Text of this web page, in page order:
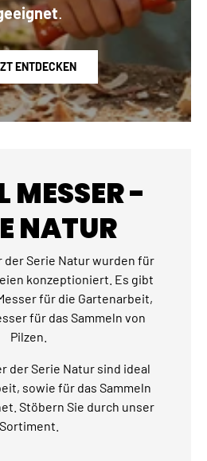
.
ENTDECKEN
MESSER -
NATUR
der Serie Natur wurden für
konzeptioniert. Es gibt
für die Gartenarbeit,
für das Sammeln von
Pilzen.
der Serie Natur sind ideal
sowie für das Sammeln
Stöbern Sie durch unser
Sortiment.